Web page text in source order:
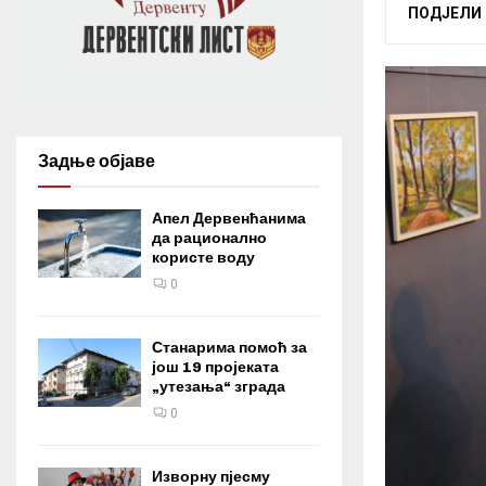
ПОДЈЕЛИ
Задње објаве
Апел Дервенћанима
да рационално
користе воду
0
Станарима помоћ за
још 19 пројеката
„утезања“ зграда
0
Изворну пјесму